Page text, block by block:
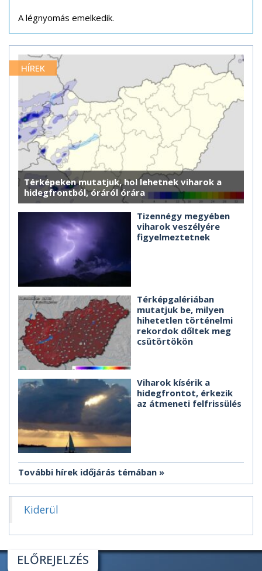
A légnyomás emelkedik.
HÍREK
Térképeken mutatjuk, hol lehetnek viharok a
hidegfrontból, óráról órára
Tizennégy megyében
viharok veszélyére
figyelmeztetnek
Térképgalériában
mutatjuk be, milyen
hihetetlen történelmi
rekordok dőltek meg
csütörtökön
Viharok kísérik a
hidegfrontot, érkezik
az átmeneti felfrissülés
További hírek időjárás témában
Kiderül
ELŐREJELZÉS